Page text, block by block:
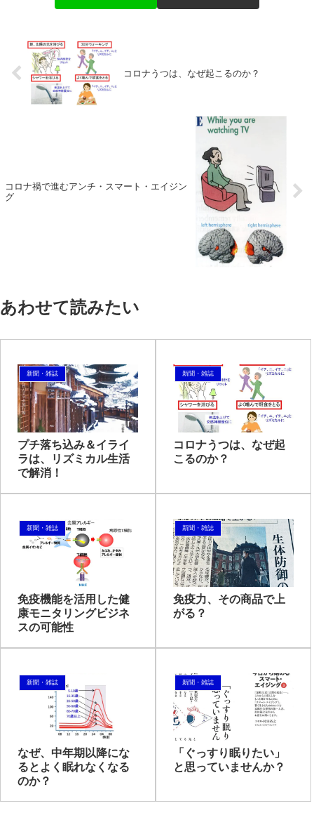
コロナうつは、なぜ起こるのか？
コロナ禍で進むアンチ・スマート・エイジン
グ
あわせて読みたい
新聞・雑誌
プチ落ち込み＆イライ
ラは、リズミカル生活
で解消！
新聞・雑誌
コロナうつは、なぜ起
こるのか？
新聞・雑誌
免疫機能を活用した健
康モニタリングビジネ
スの可能性
新聞・雑誌
免疫力、その商品で上
がる？
新聞・雑誌
なぜ、中年期以降にな
るとよく眠れなくなる
のか？
新聞・雑誌
「ぐっすり眠りたい」
と思っていませんか？